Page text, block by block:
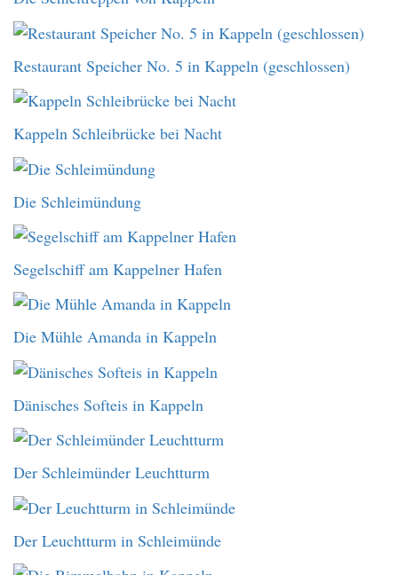
Restaurant Speicher No. 5 in Kappeln (geschlossen)
Kappeln Schleibrücke bei Nacht
Die Schleimündung
Segelschiff am Kappelner Hafen
Die Mühle Amanda in Kappeln
Dänisches Softeis in Kappeln
Der Schleimünder Leuchtturm
Der Leuchtturm in Schleimünde